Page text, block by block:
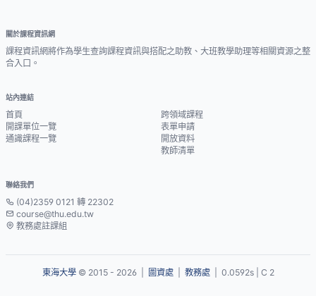
關於課程資訊網
課程資訊網將作為學生查詢課程資訊與搭配之助教、大班教學助理等相關資源之整
合入口。
站內連結
首頁
開課單位一覽
通識課程一覽
跨領域課程
表單申請
開放資料
教師清單
聯絡我們
(04)2359 0121 轉 22302
course@thu.edu.tw
教務處註課組
東海大學© 2015 - 2026 | 圖資處| 教務處| 0.0592s | C 2